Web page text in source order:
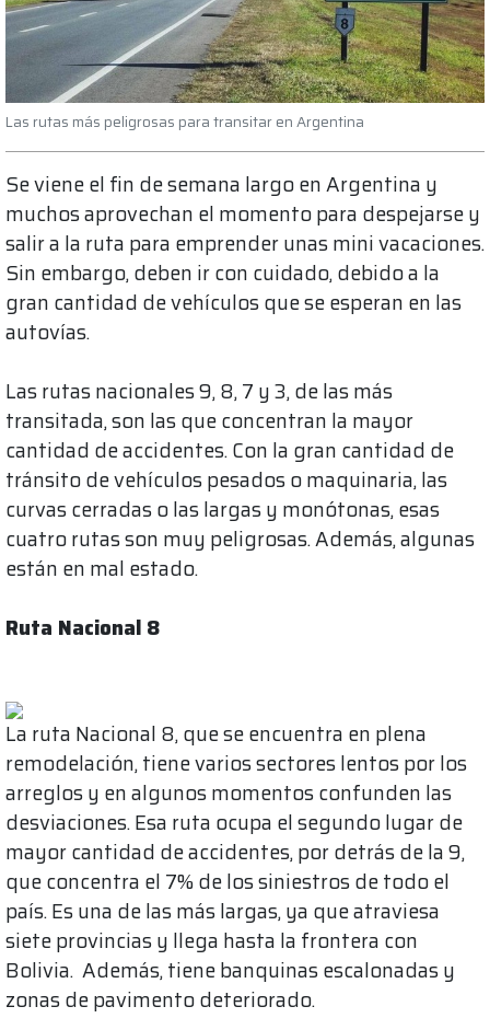
Las rutas más peligrosas para transitar en Argentina
Se viene el fin de semana largo en Argentina y
muchos aprovechan el momento para despejarse y
salir a la ruta para emprender unas mini vacaciones.
Sin embargo, deben ir con cuidado, debido a la
gran cantidad de vehículos que se esperan en las
autovías.
Las rutas nacionales 9, 8, 7 y 3, de las más
transitada, son las que concentran la mayor
cantidad de accidentes. Con la gran cantidad de
tránsito de vehículos pesados o maquinaria, las
curvas cerradas o las largas y monótonas, esas
cuatro rutas son muy peligrosas. Además, algunas
están en mal estado.
Ruta Nacional 8
La ruta Nacional 8, que se encuentra en plena
remodelación, tiene varios sectores lentos por los
arreglos y en algunos momentos confunden las
desviaciones. Esa ruta ocupa el segundo lugar de
mayor cantidad de accidentes, por detrás de la 9,
que concentra el 7% de los siniestros de todo el
país. Es una de las más largas, ya que atraviesa
siete provincias y llega hasta la frontera con
Bolivia. Además, tiene banquinas escalonadas y
zonas de pavimento deteriorado.